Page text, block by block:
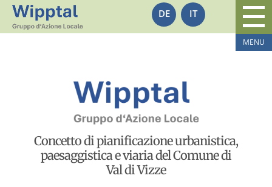
DE IT
Concetto di pianificazione urbanistica,
paesaggistica e viaria del Comune di
Val di Vizze